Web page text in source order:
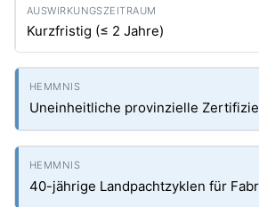
Kurzfristig (≤ 2 Jahre)
Uneinheitliche provinzielle
40-jährige Landpachtzyklen für